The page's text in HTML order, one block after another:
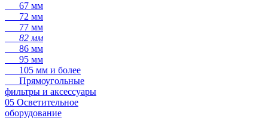
67 мм
72 мм
77 мм
82 мм
86 мм
95 мм
105 мм и более
Прямоугольные
фильтры и аксессуары
05 Осветительное
оборудование